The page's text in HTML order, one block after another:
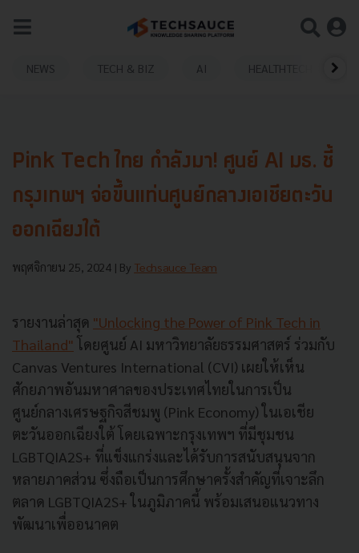
NEWS TECH & BIZ AI HEALTHTECH
Pink Tech ไทย กำลังมา! ศูนย์ AI มธ. ชี้
กรุงเทพฯ จ่อขึ้นแท่นศูนย์กลางเอเชียตะวัน
ออกเฉียงใต้
พฤศจิกายน 25, 2024 | By Techsauce Team
รายงานล่าสุด "Unlocking the Power of Pink Tech in
Thailand" โดยศูนย์ AI มหาวิทยาลัยธรรมศาสตร์ ร่วมกับ
Canvas Ventures International (CVI) เผยให้เห็น
ศักยภาพอันมหาศาลของประเทศไทยในการเป็น
ศูนย์กลางเศรษฐกิจสีชมพู (Pink Economy) ในเอเชีย
ตะวันออกเฉียงใต้ โดยเฉพาะกรุงเทพฯ ที่มีชุมชน
LGBTQIA2S+ ที่แข็งแกร่งและได้รับการสนับสนุนจาก
หลายภาคส่วน ซึ่งถือเป็นการศึกษาครั้งสำคัญที่เจาะลึก
ตลาด LGBTQIA2S+ ในภูมิภาคนี้ พร้อมเสนอแนวทาง
พัฒนาเพื่ออนาคต